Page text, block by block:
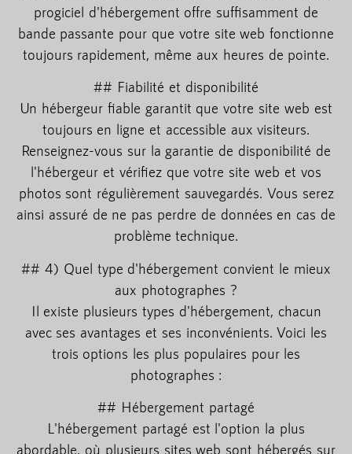
progiciel d'hébergement offre suffisamment de
bande passante pour que votre site web fonctionne
toujours rapidement, même aux heures de pointe.
## Fiabilité et disponibilité
Un hébergeur fiable garantit que votre site web est
toujours en ligne et accessible aux visiteurs.
Renseignez-vous sur la garantie de disponibilité de
l'hébergeur et vérifiez que votre site web et vos
photos sont régulièrement sauvegardés. Vous serez
ainsi assuré de ne pas perdre de données en cas de
problème technique.
## 4) Quel type d'hébergement convient le mieux
aux photographes ?
Il existe plusieurs types d'hébergement, chacun
avec ses avantages et ses inconvénients. Voici les
trois options les plus populaires pour les
photographes :
## Hébergement partagé
L'hébergement partagé est l'option la plus
abordable, où plusieurs sites web sont hébergés sur